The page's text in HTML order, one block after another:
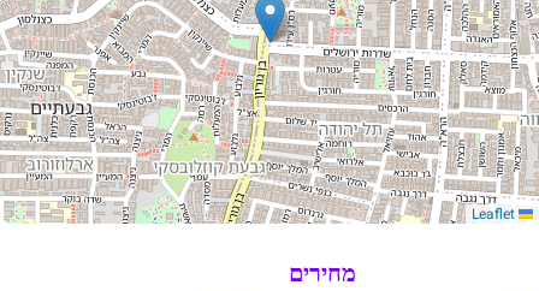
מחירים